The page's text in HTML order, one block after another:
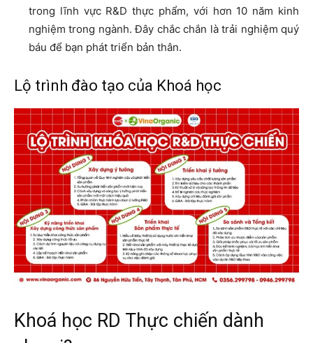
trong lĩnh vực R&D thực phẩm, với hơn 10 năm kinh
nghiệm trong ngành. Đây chắc chắn là trải nghiệm quý
báu để bạn phát triển bản thân.
Lộ trình đào tạo của Khoá học
Khoá học RD Thực chiến dành